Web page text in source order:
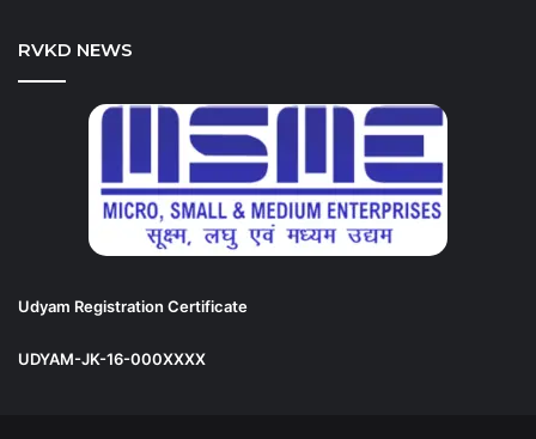
RVKD NEWS
Udyam Registration Certificate
UDYAM-JK-16-000XXXX